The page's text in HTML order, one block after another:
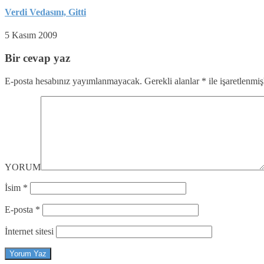
Verdi Vedasını, Gitti
5 Kasım 2009
Bir cevap yaz
E-posta hesabınız yayımlanmayacak. Gerekli alanlar * ile
YORUM
İsim *
E-posta *
İnternet sitesi